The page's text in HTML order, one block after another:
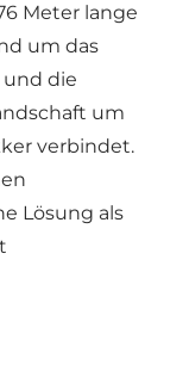
Meter lange
um das
und die
um
verbindet.
Lösung als